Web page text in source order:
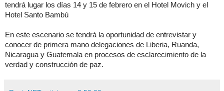
tendrá lugar los días 14 y 15 de febrero en el Hotel Movich y el
Hotel Santo Bambú
En este escenario se tendrá la oportunidad de entrevistar y
conocer de primera mano delegaciones de Liberia, Ruanda,
Nicaragua y Guatemala en procesos de esclarecimiento de la
verdad y construcción de paz.